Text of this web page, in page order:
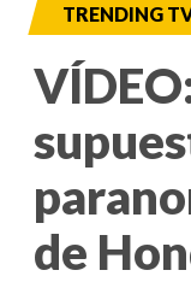
TRENDING
de